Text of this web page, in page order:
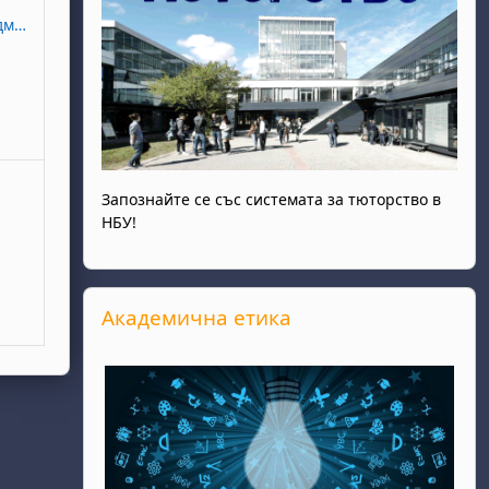
Запознайте се със системата за тюторство в
НБУ!
Прескочи Академична етика
Академична етика